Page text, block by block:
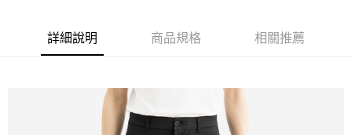
詳細說明 商品規格 相關推薦